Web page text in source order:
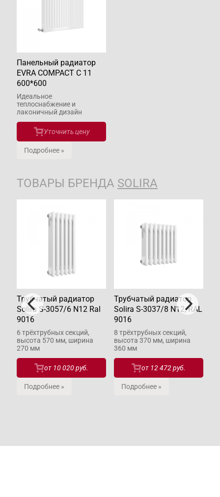
Панельный радиатор
EVRA COMPACT С 11
600*600
Идеальное
теплоснабжение и
лаконичный дизайн
Уточнить цену
Подробнее »
ТОВАРЫ БРЕНДА SOLIRA
Трубчатый радиатор
Solira S-3057/6 N12 Ral
9016
6 трёхтрубных секций,
высота 570 мм, ширина
270 мм
от 10 020 руб.
Подробнее »
Трубчатый радиатор
Solira S-3037/8 N12, RAL
9016
8 трёхтрубных секций,
высота 370 мм, ширина
360 мм
от 12 472 руб.
Подробнее »